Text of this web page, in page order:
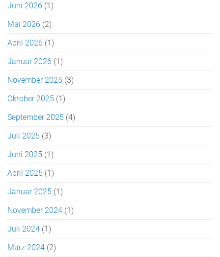
Juni 2026 (1)
Mai 2026 (2)
April 2026 (1)
Januar 2026 (1)
November 2025 (3)
Oktober 2025 (1)
September 2025 (4)
Juli 2025 (3)
Juni 2025 (1)
April 2025 (1)
Januar 2025 (1)
November 2024 (1)
Juli 2024 (1)
März 2024 (2)